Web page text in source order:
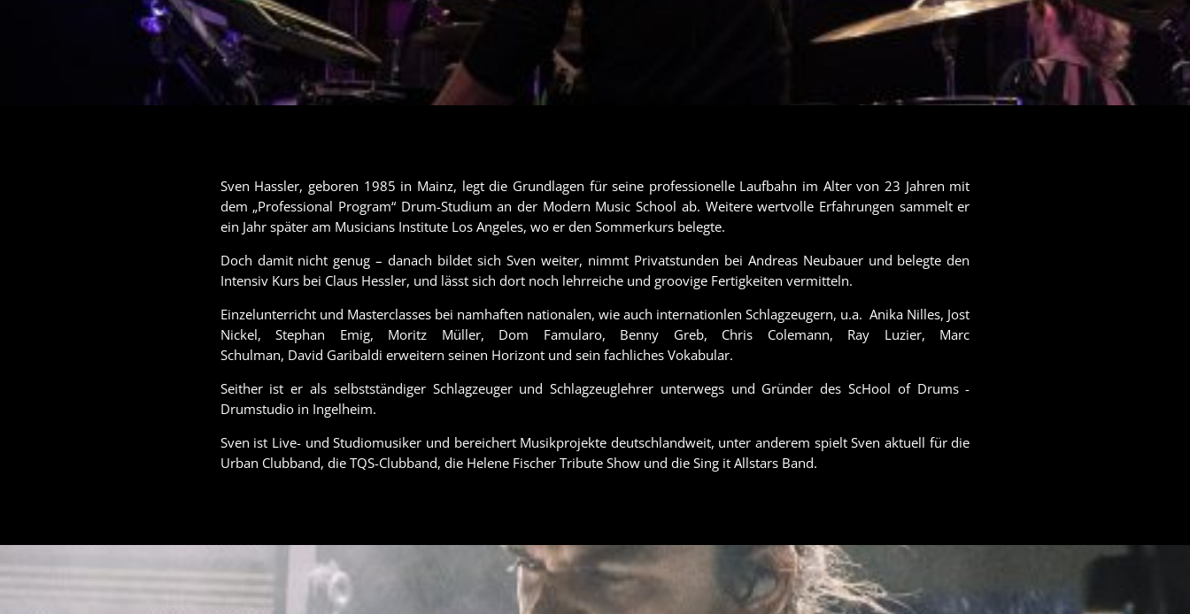
Sven Hassler, geboren 1985 in Mainz, legt die Grundlagen für seine professionelle Laufbahn im Alter von 23 Jahren mit
dem „Professional Program“ Drum-Studium an der Modern Music School ab. Weitere wertvolle Erfahrungen sammelt er
ein Jahr später am Musicians Institute Los Angeles, wo er den Sommerkurs belegte.
Doch damit nicht genug – danach bildet sich Sven weiter, nimmt Privatstunden bei Andreas Neubauer und belegte den
Intensiv Kurs bei Claus Hessler, und lässt sich dort noch lehrreiche und groovige Fertigkeiten vermitteln.
Einzelunterricht und Masterclasses bei namhaften nationalen, wie auch internationlen Schlagzeugern, u.a. Anika Nilles, Jost
Nickel, Stephan Emig, Moritz Müller, Dom Famularo, Benny Greb, Chris Colemann, Ray Luzier, Marc
Schulman, David Garibaldi erweitern seinen Horizont und sein fachliches Vokabular.
Seither ist er als selbstständiger Schlagzeuger und Schlagzeuglehrer unterwegs und Gründer des ScHool of Drums -
Drumstudio in Ingelheim.
Sven ist Live- und Studiomusiker und bereichert Musikprojekte deutschlandweit, unter anderem spielt Sven aktuell für die
Urban Clubband, die TQS-Clubband, die Helene Fischer Tribute Show und die Sing it Allstars Band.